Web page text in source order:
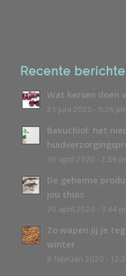
Recente
Wat kersen doen
21 juni 2020 - 5:26 pm
Bakuchiol: het
30 april 2020 - 2:59
De geheime
jou thuis
20 april 2020 - 3:44
Zo wapen jij je
winter
8 februari 2020 -